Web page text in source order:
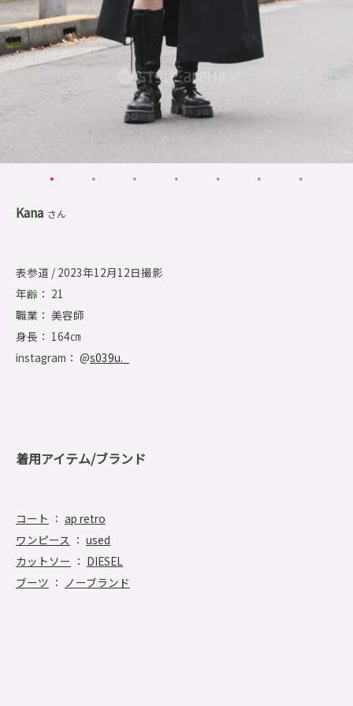
Kana さん
表参道 / 2023年12月12日撮影
年齢： 21
職業： 美容師
身長： 164㎝
instagram： @s039u._
着用アイテム/ブランド
コート ： ap retro
ワンピース ： used
カットソー ： DIESEL
ブーツ ： ノーブランド